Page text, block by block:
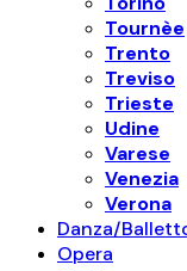
Tournèe
Trento
Treviso
Trieste
Udine
Varese
Venezia
Verona
Danza/
Opera